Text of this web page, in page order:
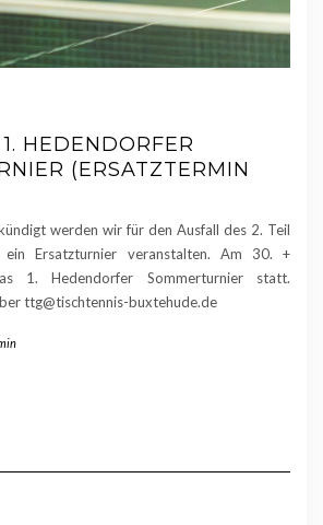
HEDENDORFER
(ERSATZTERMIN
werden wir für den Ausfall des 2. Teil
ein Ersatzturnier veranstalten. Am 30. +
1. Hedendorfer Sommerturnier statt.
ttg@tischtennis-buxtehude.de